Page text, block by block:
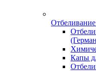
Отбеливание
Капы